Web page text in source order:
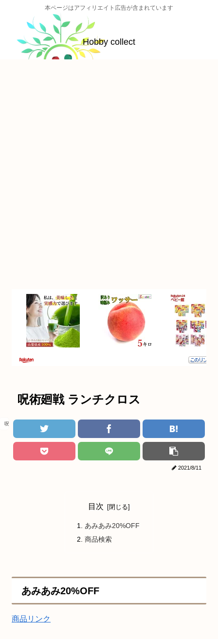
本ページはアフィリエイト広告が含まれています
Hobby collect
呪術廻戦 ランチクロス
呪術廻戦
2021/8/11
目次
あみあみ20%OFF
商品検索
あみあみ20%OFF
商品リンク